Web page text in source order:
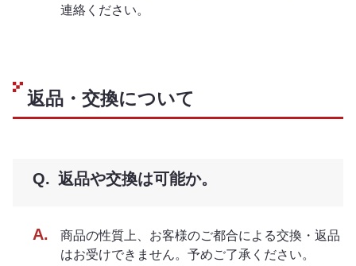
連絡ください。
返品・交換について
返品や交換は可能か。
商品の性質上、お客様のご都合による交換・返品
はお受けできません。予めご了承ください。